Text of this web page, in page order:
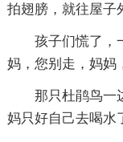
拍翅膀，就往屋子
孩子们慌了，
妈，您别走，妈妈
那只杜鹃鸟一
妈只好自己去喝水